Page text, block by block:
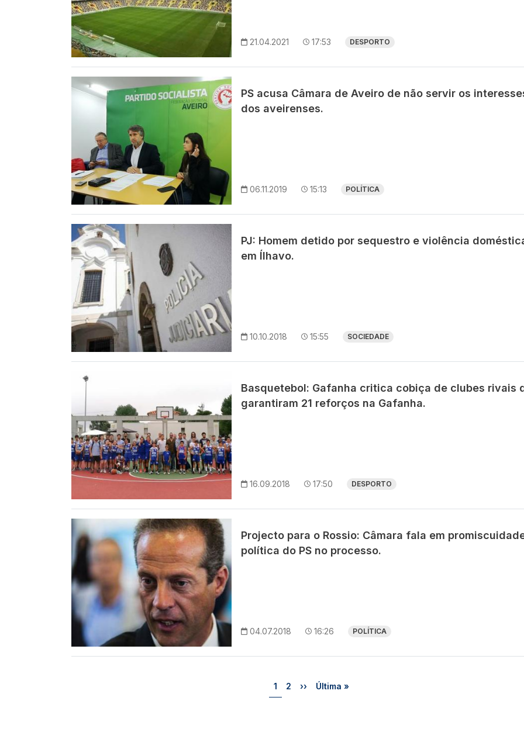
21.04.2021 17:53 DESPORTO
Imagem
PS acusa Câmara de Aveiro de não servir os
dos aveirenses.
06.11.2019 15:13 POLÍTICA
Imagem
PJ: Homem detido por sequestro e violência
em Ílhavo.
10.10.2018 15:55 SOCIEDADE
Imagem
Basquetebol: Gafanha critica cobiça de clubes rivais
garantiram 21 reforços na Gafanha.
16.09.2018 17:50 DESPORTO
Imagem
Projecto para o Rossio: Câmara fala em
política do PS no processo.
04.07.2018 16:26 POLÍTICA
Página
1 Página
2 Próxima página
›› Última página
Última »